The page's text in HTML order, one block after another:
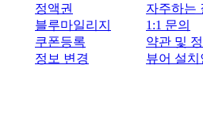
정액권
블루마일리지
쿠폰등록
정보 변경
자주하는
1:1 문의
약관 및
뷰어 설치